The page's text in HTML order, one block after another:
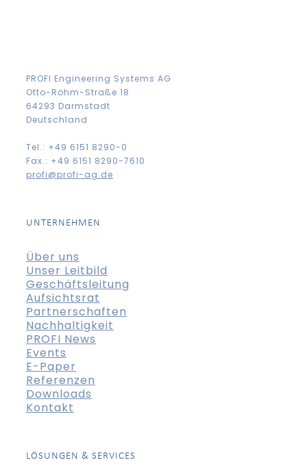
PROFI Engineering Systems AG
Otto-Röhm-Straße 18
64293 Darmstadt
Deutschland
Tel.: +49 6151 8290-0
Fax.: +49 6151 8290-7610
profi@profi-ag.de
UNTERNEHMEN
Über uns
Unser Leitbild
Geschäftsleitung
Aufsichtsrat
Partnerschaften
Nachhaltigkeit
PROFI News
Events
E-Paper
Referenzen
Downloads
Kontakt
LÖSUNGEN & SERVICES